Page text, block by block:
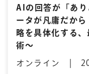
AIの回答が「あ
ータが凡庸だか
略を具体化する
術〜
オンライン |